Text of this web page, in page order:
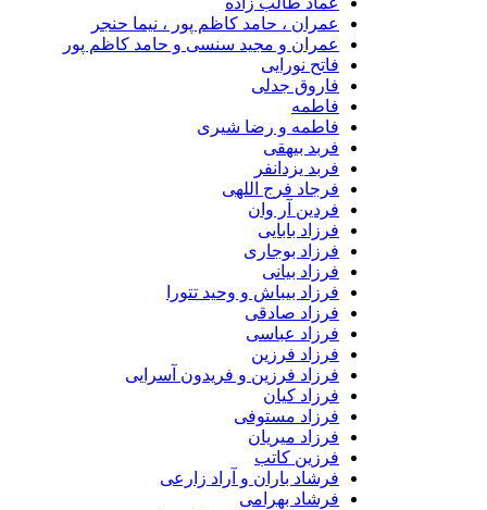
عمران ، حامد کاظم پور ، نیما حنجر
عمران و مجید سنسی و حامد کاظم پور
فاتح نورایی
فاروق جدلی
فاطمه
فاطمه و رضا شیری
فربد بیهقی
فربد یزدانفر
فرجاد فرج اللهی
فردین آر وان
فرزاد بابایی
فرزاد بوجاری
فرزاد بیانی
فرزاد بیباش و وحید تتورا
فرزاد صادقی
فرزاد عباسی
فرزاد فرزین
فرزاد فرزین و فریدون آسرایی
فرزاد کیان
فرزاد مستوفی
فرزاد میریان
فرزین کاتب
فرشاد باران و آراد زارعی
فرشاد بهرامی